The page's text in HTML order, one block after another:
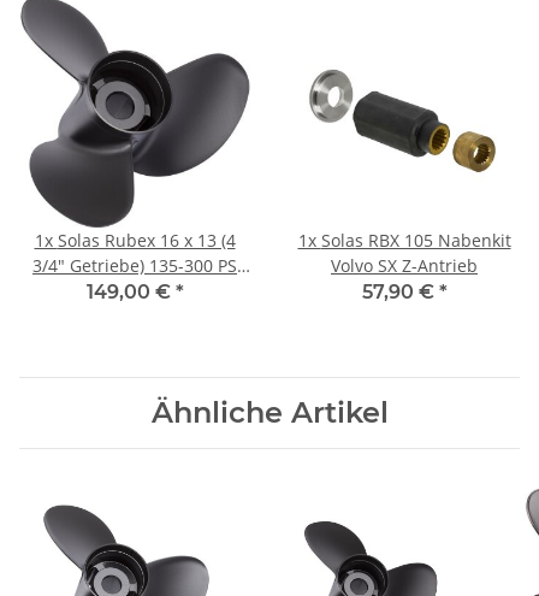
1x Solas Rubex 16 x 13 (4
3/4" Getriebe) 135-300 PS
Rechtsdrehend Aluminium
149,00 € *
1x Solas RBX 105 Nabenkit
Volvo SX Z-Antrieb
57,90 € *
Ähnliche Artikel